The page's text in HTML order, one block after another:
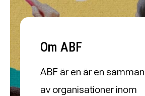
Om ABF
ABF är en är en
av organisationer inom